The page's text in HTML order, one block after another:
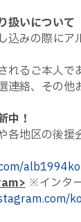
扱いについて
込みの際にア
れるご本人で
連絡、その
中！
各地区の後援
※インタ